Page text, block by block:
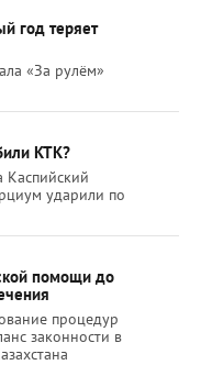
год теряет
«За рулём»
КТК?
Каспийский
ударили по
помощи до
процедур
законности в